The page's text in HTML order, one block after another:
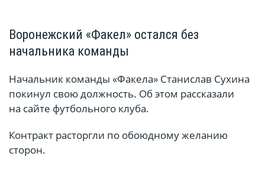
Воронежский «Факел» остался без
начальника команды
Начальник команды «Факела» Станислав Сухина
покинул свою должность. Об этом рассказали
на сайте футбольного клуба.
Контракт расторгли по обоюдному желанию
сторон.